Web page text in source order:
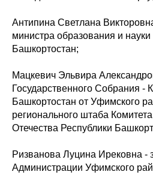
Антипина Светлана
министра образования и науки
Башкортостан;
Мацкевич Эльвира
Государственного Собрания -
Башкортостан от Уфимского
регионального штаба
Отечества Республики
Ризванова Луцина Ирековна -
Администрации Уфимского